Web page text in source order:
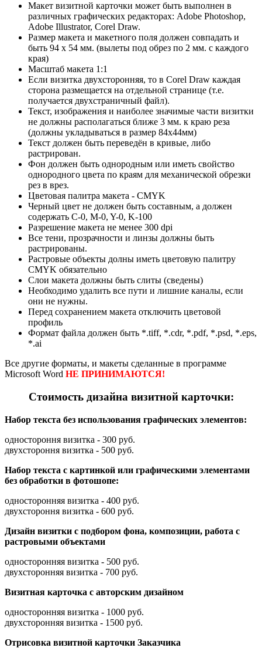
Макет визитной карточки может быть выполнен в
различных графических редакторах: Adobe Photoshop,
Adobe Illustrator, Corel Draw.
Размер макета и макетного поля должен совпадать и
быть 94 х 54 мм. (вылеты под обрез по 2 мм. с каждого
края)
Масштаб макета 1:1
Если визитка двухсторонняя, то в Corel Draw каждая
сторона размещается на отдельной странице (т.е.
получается двухстраничный файл).
Текст, изображения и наиболее значимые части визитки
не должны располагаться ближе 3 мм. к краю реза
(должны укладываться в размер 84x44мм)
Текст должен быть переведён в кривые, либо
растрирован.
Фон должен быть однородным или иметь свойство
однородного цвета по краям для механической обрезки
рез в врез.
Цветовая палитра макета - CMYK
Черный цвет не должен быть составным, а должен
содержать C-0, M-0, Y-0, K-100
Разрешение макета не менее 300 dpi
Все тени, прозрачности и линзы должны быть
растрированы.
Растровые объекты долны иметь цветовую палитру
CMYK обязательно
Слои макета должны быть слиты (сведены)
Необходимо удалить все пути и лишние каналы, если
они не нужны.
Перед сохранением макета отключить цветовой
профиль
Формат файла должен быть *.tiff, *.cdr, *.pdf, *.psd, *.eps,
*.ai
Все другие форматы, и макеты сделанные в программе
Microsoft Word НЕ ПРИНИМАЮТСЯ!
Стоимость дизайна визитной карточки:
Набор текста без использования графических элементов:
одностороння визитка - 300 руб.
двухстороння визитка - 500 руб.
Набор текста с картинкой или графическими элементами
без обработки в фотошопе:
односторонняя визитка - 400 руб.
двухстороння визитка - 600 руб.
Дизайн визитки с подбором фона, композиции, работа с
растровыми объектами
односторонняя визитка - 500 руб.
двухсторонняя визитка - 700 руб.
Визитная карточка с авторским дизайном
односторонняя визитка - 1000 руб.
двухсторонняя визитка - 1500 руб.
Отрисовка визитной карточки Заказчика